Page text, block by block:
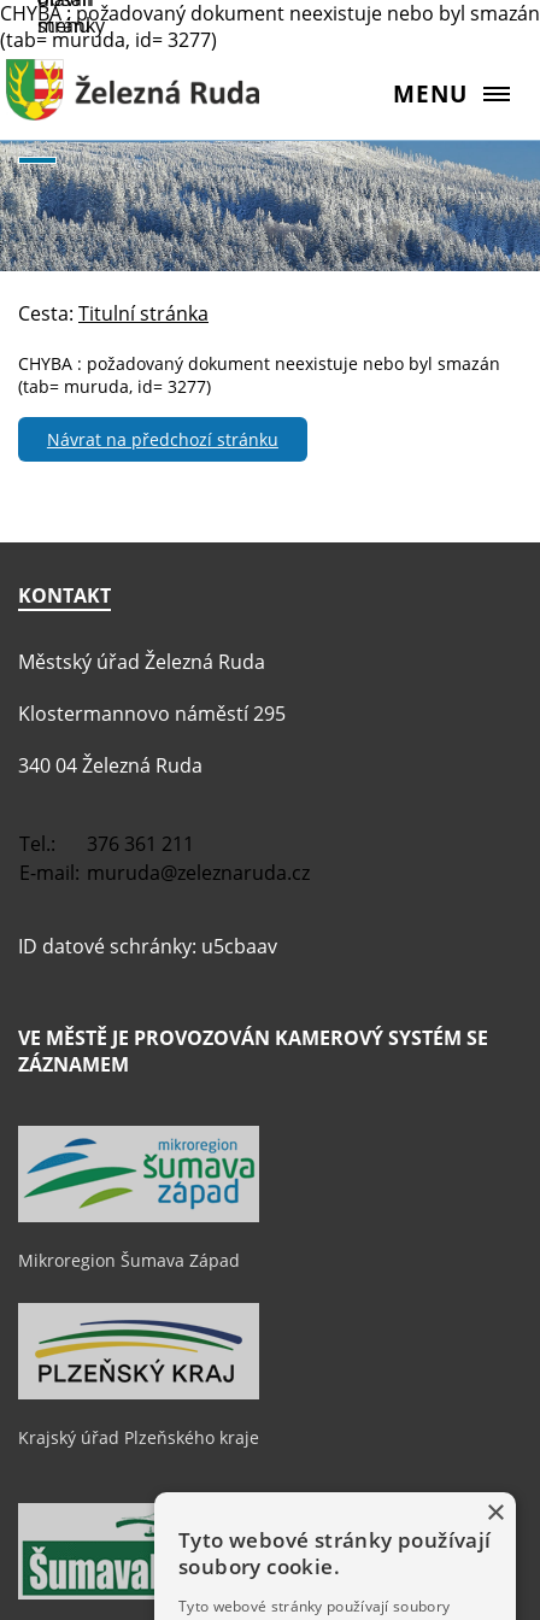
CHYBA : požadovaný dokument neexistuje nebo byl smazán
(tab= muruda, id= 3277)
MENU
stránky
menu
Cesta: Titulní stránka
CHYBA : požadovaný dokument neexistuje nebo byl smazán
(tab= muruda, id= 3277)
Návrat na předchozí stránku
KONTAKT
Městský úřad Železná Ruda
Klostermannovo náměstí 295
340 04 Železná Ruda
Tel.:
376 361 211
E-mail: muruda@zeleznaruda.cz
ID datové schránky: u5cbaav
VE MĚSTĚ JE PROVOZOVÁN KAMEROVÝ SYSTÉM SE
ZÁZNAMEM
Mikroregion Šumava Západ
Krajský úřad Plzeňského kraje
×
Tyto webové stránky používají
soubory cookie.
Tyto webové stránky používají soubory